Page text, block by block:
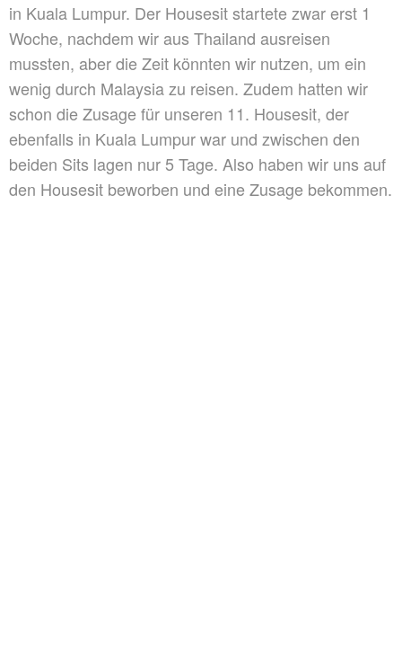
in Kuala Lumpur. Der Housesit startete zwar erst 1
Woche, nachdem wir aus Thailand ausreisen
mussten, aber die Zeit könnten wir nutzen, um ein
wenig durch Malaysia zu reisen. Zudem hatten wir
schon die Zusage für unseren 11. Housesit, der
ebenfalls in Kuala Lumpur war und zwischen den
beiden Sits lagen nur 5 Tage. Also haben wir uns auf
den Housesit beworben und eine Zusage bekommen.